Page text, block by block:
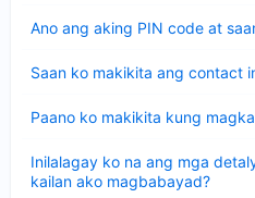
Ano ang aking PIN code at
ang
Saan ko makikita ang contact
ang
Paano ko makikita kung
ang
Inilalagay ko na ang mga
kailan ako magbabayad?
ang
sagot